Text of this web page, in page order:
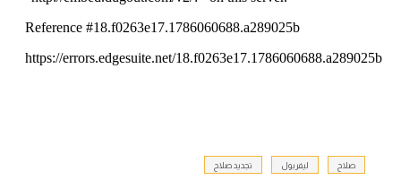
صلاح ليفربول تجديد صلاح